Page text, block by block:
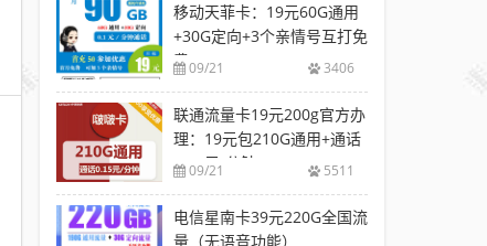
移动天菲卡：19元60G通用
+30G定向+3个亲情号互打免
费09/21 3406
联通流量卡19元200g官方办
理：19元包210G通用+通话
0.15元/分钟
09/21 5511
电信星南卡39元220G全国流
量（无语音功能）